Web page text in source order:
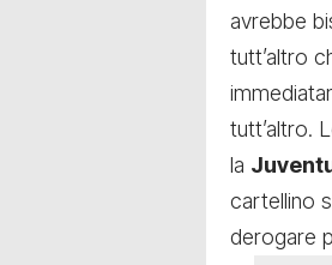
avrebbe
tutt’altro
tutt’altro.
la
cartellino
derogare